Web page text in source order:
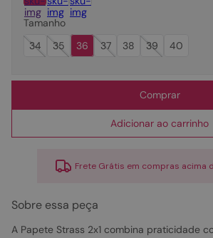
Tamanho
34
35 36 37 38 39 40
Comprar
Adicionar ao carrinho
Frete Grátis em compras acima
Sobre essa peça
A Papete Strass 2x1 combina praticidade
couro
10º scarpin